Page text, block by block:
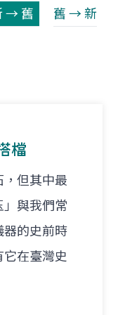
→ 舊 舊 → 新
檔
但其中最
與我們常
器的史前時
在臺灣史